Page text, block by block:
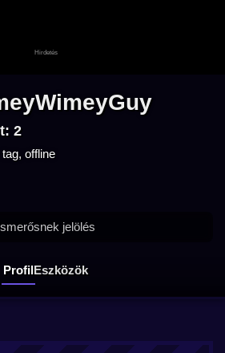
2
offline
ProfilEszközök
jelölés